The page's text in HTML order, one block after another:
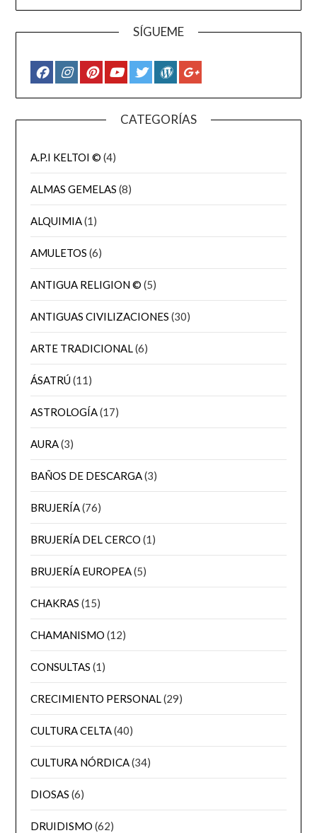
SÍGUEME
CATEGORÍAS
A.P.I KELTOI © (4)
ALMAS GEMELAS (8)
ALQUIMIA(1)
AMULETOS (6)
ANTIGUA RELIGION © (5)
ANTIGUAS CIVILIZACIONES (30)
ARTE TRADICIONAL(6)
ÁSATRÚ(11)
ASTROLOGÍA(17)
AURA(3)
BAÑOS DE DESCARGA(3)
BRUJERÍA(76)
BRUJERÍA DEL CERCO (1)
BRUJERÍA EUROPEA(5)
CHAKRAS (15)
CHAMANISMO (12)
CONSULTAS (1)
CRECIMIENTO PERSONAL(29)
CULTURA CELTA(40)
CULTURA NÓRDICA(34)
DIOSAS (6)
DRUIDISMO (62)